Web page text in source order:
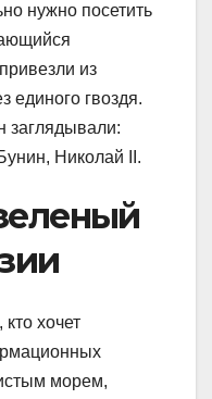
нужно посетить
из
единого гвоздя.
заглядывали:
Николай II.
хочет
морем,